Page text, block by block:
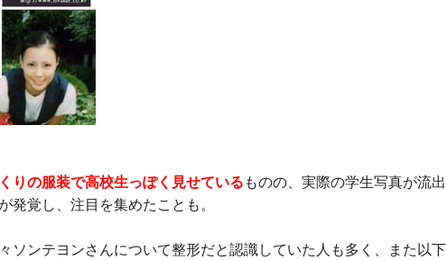
りの服装で高校生っぽく見せている ものの、実際の学生写真が流出
発覚し、注目を集めたことも。
ソンテヨンさんについて整形だと認識していた人も多く、また以下